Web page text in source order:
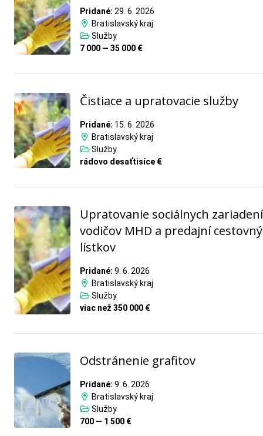
Pridané: 29. 6. 2026
Bratislavský kraj
Služby
7 000 — 35 000 €
Čistiace a upratovacie služby
Pridané: 15. 6. 2026
Bratislavský kraj
Služby
rádovo desaťtisíce €
Upratovanie sociálnych
vodičov MHD a predajní
lístkov
Pridané: 9. 6. 2026
Bratislavský kraj
Služby
viac než 350 000 €
Odstránenie grafitov
Pridané: 9. 6. 2026
Bratislavský kraj
Služby
700 — 1 500 €